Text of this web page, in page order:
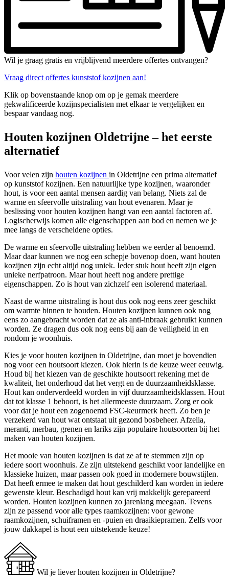
Wil je graag gratis en vrijblijvend meerdere offertes ontvangen?
Vraag direct offertes kunststof kozijnen aan!
Klik op bovenstaande knop om op je gemak meerdere
gekwalificeerde kozijnspecialisten met elkaar te vergelijken en
bespaar vandaag nog.
Houten kozijnen Oldetrijne – het eerste
alternatief
Voor velen zijn houten kozijnen in Oldetrijne een prima alternatief
op kunststof kozijnen. Een natuurlijke type kozijnen, waaronder
hout, is voor een aantal mensen aardig van belang. Niets zal de
warme en sfeervolle uitstraling van hout evenaren. Maar je
beslissing voor houten kozijnen hangt van een aantal factoren af.
Logischerwijs komen alle eigenschappen aan bod en nemen we je
mee langs de verscheidene opties.
De warme en sfeervolle uitstraling hebben we eerder al benoemd.
Maar daar kunnen we nog een schepje bovenop doen, want houten
kozijnen zijn echt altijd nog uniek. Ieder stuk hout heeft zijn eigen
unieke nerfpatroon. Maar hout heeft nog andere prettige
eigenschappen. Zo is hout van zichzelf een isolerend materiaal.
Naast de warme uitstraling is hout dus ook nog eens zeer geschikt
om warmte binnen te houden. Houten kozijnen kunnen ook nog
eens zo aangebracht worden dat ze als anti-inbraak gebruikt kunnen
worden. Ze dragen dus ook nog eens bij aan de veiligheid in en
rondom je woonhuis.
Kies je voor houten kozijnen in Oldetrijne, dan moet je bovendien
nog voor een houtsoort kiezen. Ook hierin is de keuze weer eeuwig.
Houd bij het kiezen van de geschikte houtsoort rekening met de
kwaliteit, het onderhoud dat het vergt en de duurzaamheidsklasse.
Hout kan onderverdeeld worden in vijf duurzaamheidsklassen. Hout
dat tot klasse 1 behoort, is het allermeeste duurzaam. Zorg er ook
voor dat je hout een zogenoemd FSC-keurmerk heeft. Zo ben je
verzekerd van hout wat ontstaat uit gezond bosbeheer. Afzelia,
meranti, merbau, grenen en lariks zijn populaire houtsoorten bij het
maken van houten kozijnen.
Het mooie van houten kozijnen is dat ze af te stemmen zijn op
iedere soort woonhuis. Ze zijn uitstekend geschikt voor landelijke en
klassieke huizen, maar passen ook goed in modernere bouwstijlen.
Dat heeft ermee te maken dat hout geschilderd kan worden in iedere
gewenste kleur. Beschadigd hout kan vrij makkelijk gerepareerd
worden. Houten kozijnen kunnen zo jarenlang meegaan. Tevens
zijn ze passend voor alle types raamkozijnen: voor gewone
raamkozijnen, schuiframen en -puien en draaikiepramen. Zelfs voor
jouw dakkapel is hout een uitstekende keuze!
Wil je liever houten kozijnen in Oldetrijne?